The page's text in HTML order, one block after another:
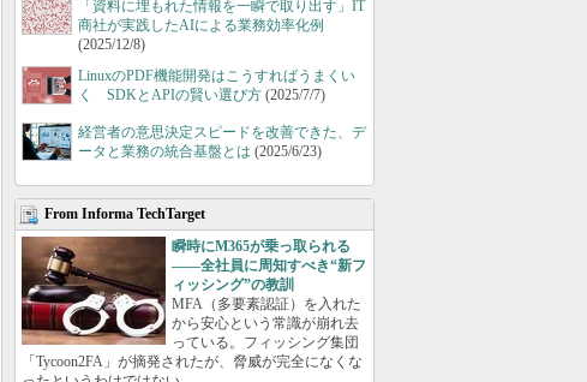
「資料に埋もれた情報を一瞬で取り出す」IT
商社が実践したAIによる業務効率化例
(2025/12/8)
LinuxのPDF機能開発はこうすればうまくい
く SDKとAPIの賢い選び方 (2025/7/7)
経営者の意思決定スピードを改善できた、デ
ータと業務の統合基盤とは (2025/6/23)
From Informa TechTarget
瞬時にM365が乗っ取られる
――全社員に周知すべき“新フ
ィッシング”の教訓
MFA（多要素認証）を入れた
から安心という常識が崩れ去
っている。フィッシング集団
「Tycoon2FA」が摘発されたが、脅威が完全になくな